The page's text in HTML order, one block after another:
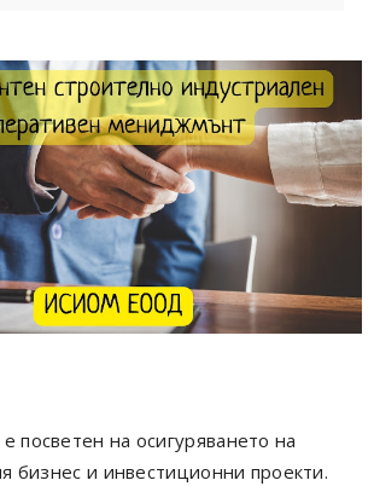
на осигуряването на
бизнес и инвестиционни проекти.